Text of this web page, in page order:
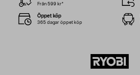
Från 599 kr*
Öppet köp
365 dagar öppet köp